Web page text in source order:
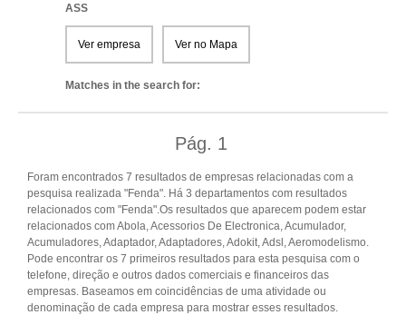
ASS
Ver empresa Ver no Mapa
Matches in the search for:
Pág. 1
Foram encontrados 7 resultados de empresas relacionadas com a
pesquisa realizada "Fenda". Há 3 departamentos com resultados
relacionados com "Fenda".Os resultados que aparecem podem estar
relacionados com Abola, Acessorios De Electronica, Acumulador,
Acumuladores, Adaptador, Adaptadores, Adokit, Adsl, Aeromodelismo.
Pode encontrar os 7 primeiros resultados para esta pesquisa com o
telefone, direção e outros dados comerciais e financeiros das
empresas. Baseamos em coincidências de uma atividade ou
denominação de cada empresa para mostrar esses resultados.